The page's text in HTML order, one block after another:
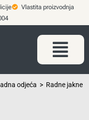
Vlastita proizvodnja
odjeća > Radne jakne